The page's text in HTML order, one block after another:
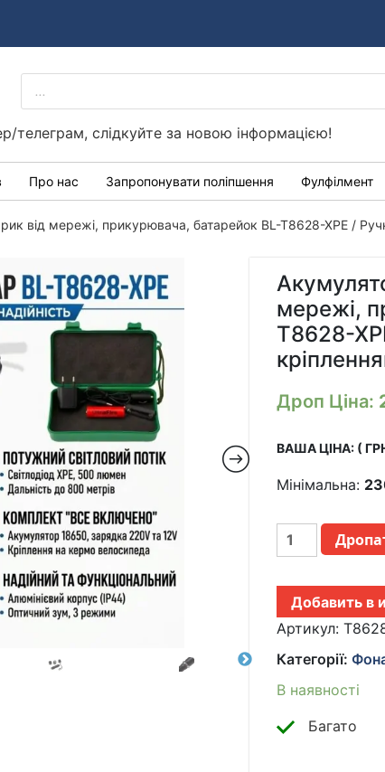
Україні
PRODUCTS
SEARCH
телеграм, слідкуйте за новою інформацією!
Про нас Запропонувати поліпшення Фулфілмент
від мережі, прикурювача, батарейок BL-T8628-XPE /
мережі,
T8628-
Дроп Ціна:
ВАША ЦІНА: (
Мінімальна:
ФОНАРИК
ОТ
СЕТИ,
BL-
T8628-
/
Добавить в
Артикул:
Категорії:
В наявності
Багато